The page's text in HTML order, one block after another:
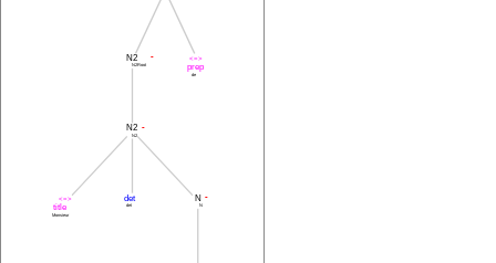
<=>
prep
de
N
N
-
det
det
<=>
title
Monsieur
N2
N2
-
N2
N2Root
-